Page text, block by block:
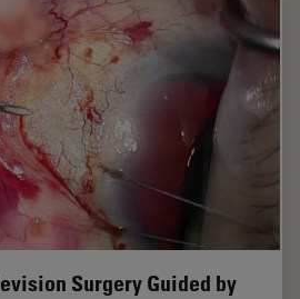
Surgery Guided by